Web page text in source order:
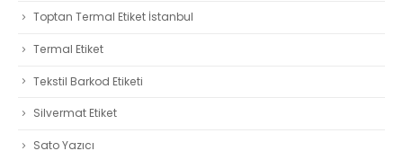
Toptan Termal Etiket İstanbul
Termal Etiket
Tekstil Barkod Etiketi
Silvermat Etiket
Sato Yazıcı